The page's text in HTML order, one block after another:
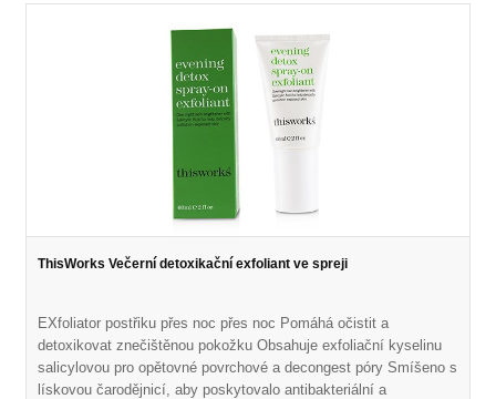
ThisWorks Večerní detoxikační exfoliant ve spreji
EXfoliator postřiku přes noc přes noc Pomáhá očistit a
detoxikovat znečištěnou pokožku Obsahuje exfoliační kyselinu
salicylovou pro opětovné povrchové a decongest póry Smíšeno s
lískovou čarodějnicí, aby poskytovalo antibakteriální a